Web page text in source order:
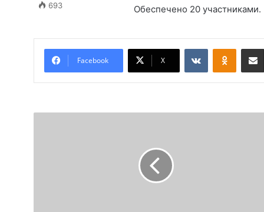
Обеспечено 20 участниками.
693
Facebook X